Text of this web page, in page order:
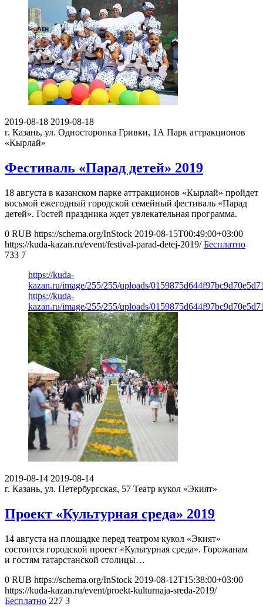
2019-08-18 2019-08-18
г. Казань, ул. Односторонка Гривки, 1А Парк аттракционов
«Кырлай»
Фестиваль «Парад детей» 2019
18 августа в казанском парке аттракционов «Кырлай» пройдет
восьмой ежегодный городской семейный фестиваль «Парад
детей». Гостей праздника ждет увлекательная программа.
0 RUB https://schema.org/InStock 2019-08-15T00:49:00+03:00
https://kuda-kazan.ru/event/festival-parad-detej-2019/ Бесплатно
733 7
https://kuda-
kazan.ru/image/255/255/uploads/
https://kuda-
kazan.ru/image/255/255/uploads/
2019-08-14 2019-08-14
г. Казань, ул. Петербургская, 57 Театр кукол «Экият»
Проект «Культурная среда» 2019
14 августа на площадке перед театром кукол «Экият»
состоится городской проект «Культурная среда». Горожанам
и гостям татарстанской столицы…
0 RUB https://schema.org/InStock 2019-08-12T15:38:00+03:00
https://kuda-kazan.ru/event/proekt-kulturnaja-sreda-2019/
Бесплатно 227 3